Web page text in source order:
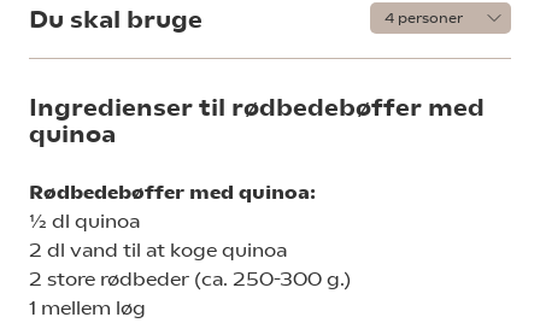
Du skal bruge
Ingredienser til rødbedebøffer med
quinoa
Rødbedebøffer med quinoa:
½ dl quinoa
2 dl vand til at koge quinoa
2 store rødbeder (ca. 250-300 g.)
1 mellem løg